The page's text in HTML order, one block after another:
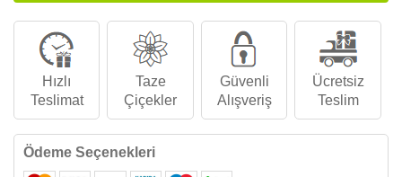
Hızlı
Teslimat
Taze
Çiçekler
Güvenli
Alışveriş
Ücretsiz
Teslim
Ödeme Seçenekleri